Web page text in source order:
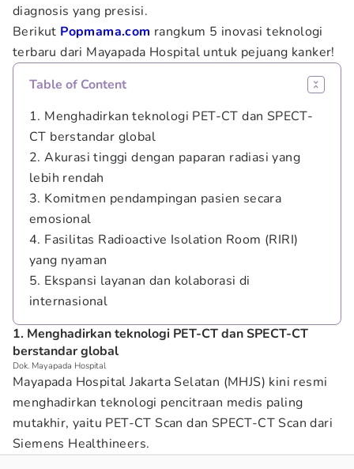
diagnosis yang presisi.
Berikut Popmama.com rangkum 5 inovasi teknologi
terbaru dari Mayapada Hospital untuk pejuang kanker!
Table of Content
1. Menghadirkan teknologi PET-CT dan SPECT-
CT berstandar global
2. Akurasi tinggi dengan paparan radiasi yang
lebih rendah
3. Komitmen pendampingan pasien secara
emosional
4. Fasilitas Radioactive Isolation Room (RIRI)
yang nyaman
5. Ekspansi layanan dan kolaborasi di
internasional
1. Menghadirkan teknologi PET-CT dan SPECT-CT
berstandar global
Dok. Mayapada Hospital
Mayapada Hospital Jakarta Selatan (MHJS) kini resmi
menghadirkan teknologi pencitraan medis paling
mutakhir, yaitu PET-CT Scan dan SPECT-CT Scan dari
Siemens Healthineers.